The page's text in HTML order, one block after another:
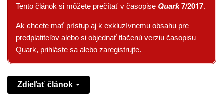
Tento článok si môžete prečítať v časopise Quark7/2017.
Ak chcete mať prístup aj k exkluzívnemu obsahu pre
predplatiteľov alebo si objednať tlačenú verziu časopisu
Quark, prihláste sa alebo zaregistrujte.
Zdieľať článok